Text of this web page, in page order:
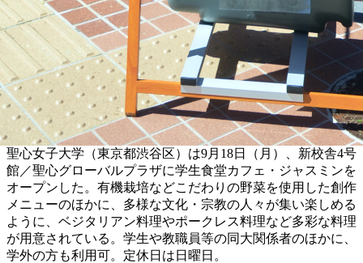
聖心女子大学（東京都渋谷区）は9月18日（月）、新校舎4号
館／聖心グローバルプラザに学生食堂カフェ・ジャスミンを
オープンした。有機栽培などこだわりの野菜を使用した創作
メニューのほかに、多様な文化・宗教の人々が集い楽しめる
ように、ベジタリアン料理やポークレス料理など多彩な料理
が用意されている。学生や教職員等の同大関係者のほかに、
学外の方も利用可。定休日は日曜日。